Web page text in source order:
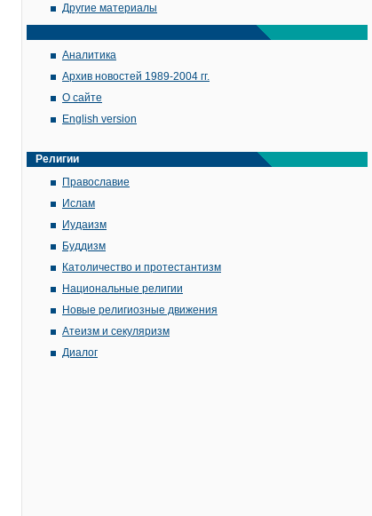
Другие материалы
Аналитика
Архив новостей 1989-2004 гг.
О сайте
English version
Религии
Православие
Ислам
Иудаизм
Буддизм
Католичество и протестантизм
Национальные религии
Новые религиозные движения
Атеизм и секуляризм
Диалог